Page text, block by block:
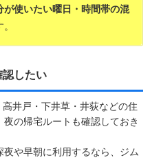
が使いたい曜日・時間帯の混
認したい
井戸・下井草・井荻などの住
の帰宅ルートも確認しておき
や早朝に利用するなら、ジム